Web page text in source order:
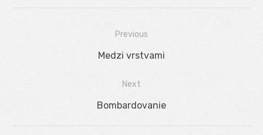
Previous
Previous
Medzi vrstvami
Next
Next
Bombardovanie